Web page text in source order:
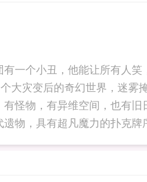
有一个小丑，他能让所有人
大灾变后的奇幻世界，迷雾
怪物，有异维空间，也有旧
物，具有超凡魔力的扑克牌
卡皇！PS书荒的可看300W